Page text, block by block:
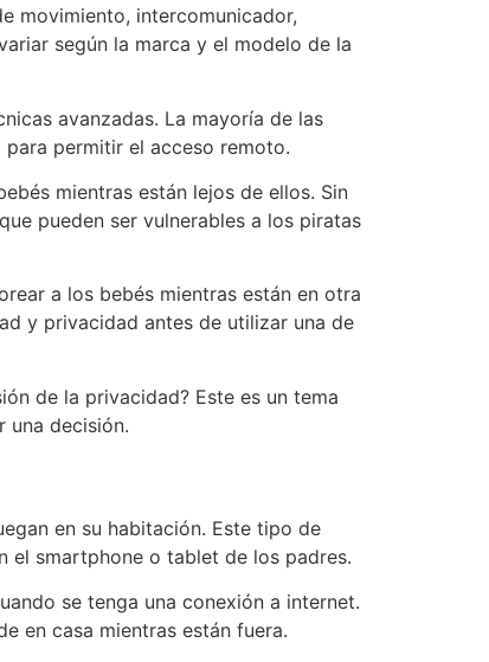
movimiento, intercomunicador,
según la marca y el modelo de la
avanzadas. La mayoría de las
para permitir el acceso remoto.
mientras están lejos de ellos. Sin
pueden ser vulnerables a los piratas
a los bebés mientras están en otra
y privacidad antes de utilizar una de
de la privacidad? Este es un tema
una decisión.
en su habitación. Este tipo de
el smartphone o tablet de los padres.
se tenga una conexión a internet.
en casa mientras están fuera.